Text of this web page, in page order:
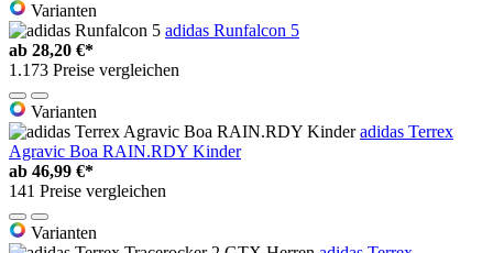
Varianten
adidas Runfalcon 5
ab 28,20 €*
1.173 Preise vergleichen
Varianten
adidas Terrex
Agravic Boa RAIN.RDY Kinder
ab 46,99 €*
141 Preise vergleichen
Varianten